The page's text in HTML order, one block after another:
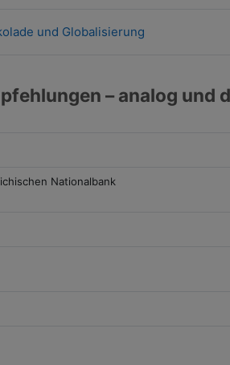
und Globalisierung
– analog und
Nationalbank